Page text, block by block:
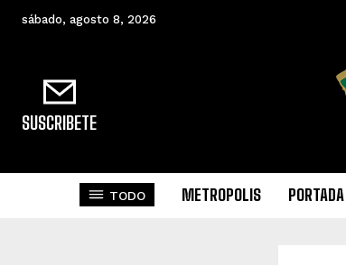
sábado, agosto 8, 2026
SUSCRIBETE
TODO METROPOLIS PORTADA